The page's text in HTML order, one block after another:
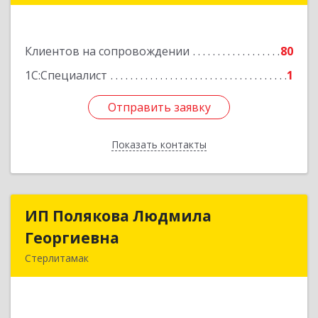
Клиентов на сопровождении
80
1С:Специалист
1
Отправить заявку
Показать контакты
Отправить заявку
Назад
ИП Полякова Людмила
Георгиевна
Стерлитамак
ИП Полякова Людмила